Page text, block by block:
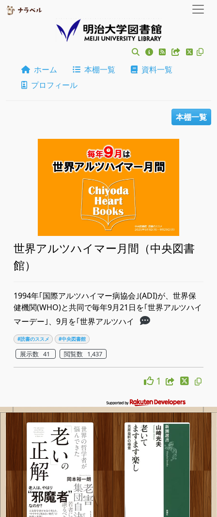
ホーム 本棚一覧
資料一覧
プロフィール
本棚一覧
世界アルツハイマー月間（中央図書
館）
1994年｢国際アルツハイマー病協会｣(ADI)が、世界保
健機関(WHO)と共同で毎年9月21日を｢世界アルツハイ
マーデー｣、9月を｢世界アルツハイ
#読書のススメ #中央図書館
展示数 41 閲覧数 1,437
1